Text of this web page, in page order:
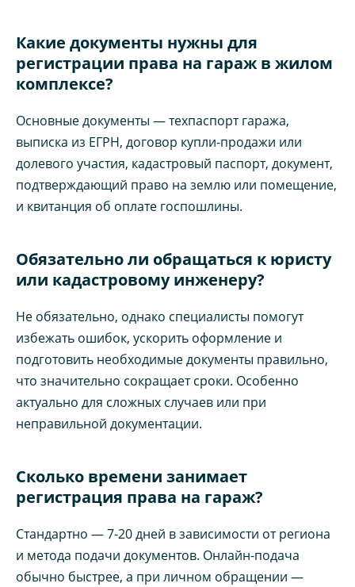
Какие документы нужны для
регистрации права на гараж в жилом
комплексе?
Основные документы — техпаспорт гаража,
выписка из ЕГРН, договор купли-продажи или
долевого участия, кадастровый паспорт, документ,
подтверждающий право на землю или помещение,
и квитанция об оплате госпошлины.
Обязательно ли обращаться к юристу
или кадастровому инженеру?
Не обязательно, однако специалисты помогут
избежать ошибок, ускорить оформление и
подготовить необходимые документы правильно,
что значительно сокращает сроки. Особенно
актуально для сложных случаев или при
неправильной документации.
Сколько времени занимает
регистрация права на гараж?
Стандартно — 7-20 дней в зависимости от региона
и метода подачи документов. Онлайн-подача
обычно быстрее, а при личном обращении —